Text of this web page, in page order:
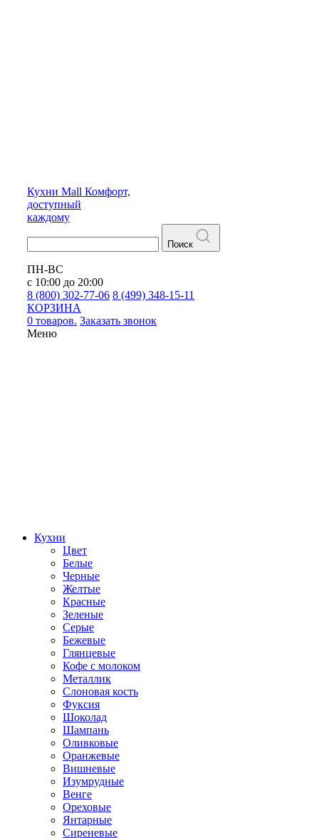
Кухни Mall Комфорт,
доступный
каждому
Поиск
ПН-ВС
с 10:00 до 20:00
8 (800) 302-77-06 8 (499) 348-15-11
КОРЗИНА
0 товаров. Заказать звонок
Меню
Кухни
Цвет
Белые
Черные
Желтые
Красные
Зеленые
Серые
Бежевые
Глянцевые
Кофе с молоком
Металлик
Слоновая кость
Фуксия
Шоколад
Шампань
Оливковые
Оранжевые
Вишневые
Изумрудные
Венге
Ореховые
Янтарные
Сиреневые